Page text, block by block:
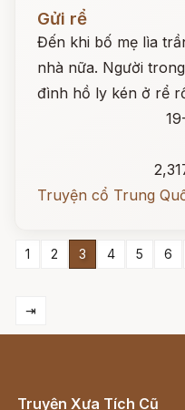
Gửi rể
Đến khi bố mẹ lìa
nhà nữa. Người
đình hồ ly kén ở rể
Truyện cổ Trung
1 2 3 4 5 6
⇥
Truyện Xưa Tích Cũ